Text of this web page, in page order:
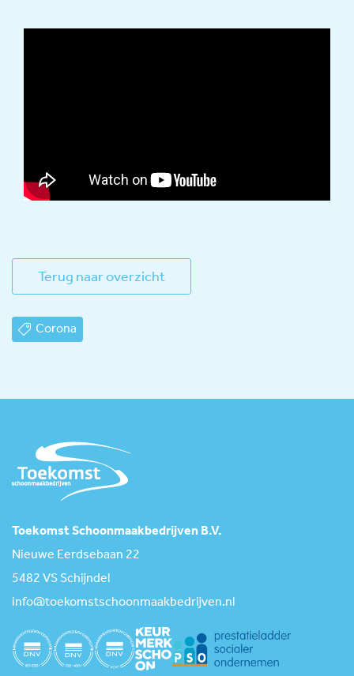
Terug naar overzicht
Corona
Toekomst Schoonmaakbedrijven B.V.
Nieuwe Eerdsebaan 22
5482 VS Schijndel
info@toekomstschoonmaakbedrijven.nl